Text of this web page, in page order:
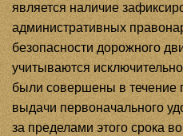
является наличие
административных
безопасности дорожного
учитываются
были совершены в течение
выдачи первоначального
за пределами этого срока